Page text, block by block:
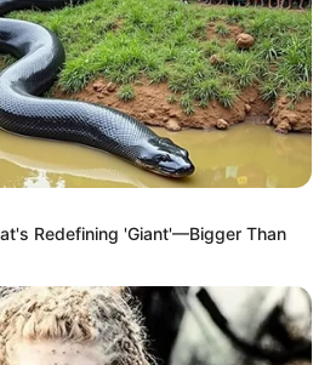
Redefining 'Giant'—Bigger Than